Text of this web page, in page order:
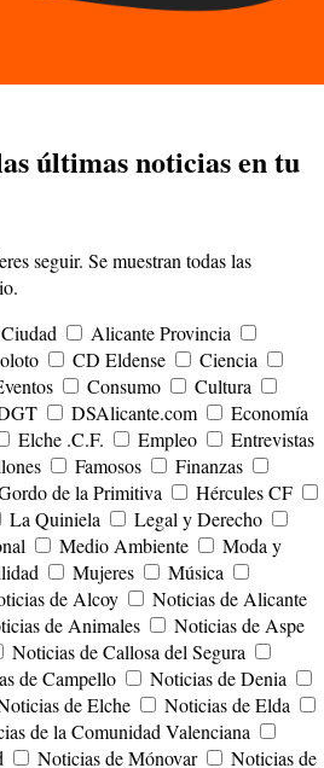
últimas noticias en tu
seguir. Se muestran todas las
Alicante Provincia
CD Eldense
Ciencia
Consumo
Cultura
DSAlicante.com
Economía
Elche .C.F. Empleo
Entrevistas
Famosos
Finanzas
de la Primitiva
Hércules CF
La Quiniela
Legal y Derecho
Medio Ambiente
Moda y
Mujeres
Música
de Alcoy
Noticias de Alicante
de Animales
Noticias de Aspe
Noticias de Callosa del Segura
de Campello
Noticias de Denia
de Elche
Noticias de Elda
de la Comunidad Valenciana
Noticias de Mónovar Noticias de